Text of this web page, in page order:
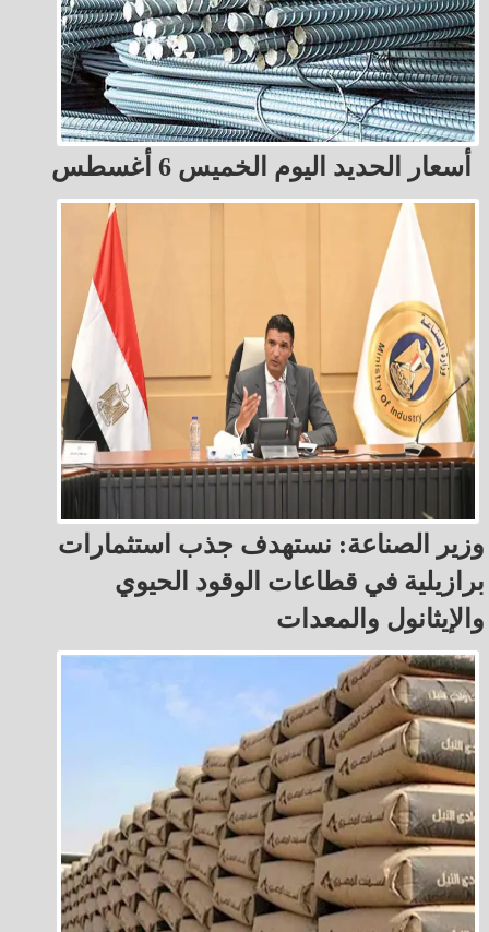
أسعار الحديد اليوم الخميس 6 أغسطس
وزير الصناعة: نستهدف جذب استثمارات
برازيلية في قطاعات الوقود الحيوي
والإيثانول والمعدات